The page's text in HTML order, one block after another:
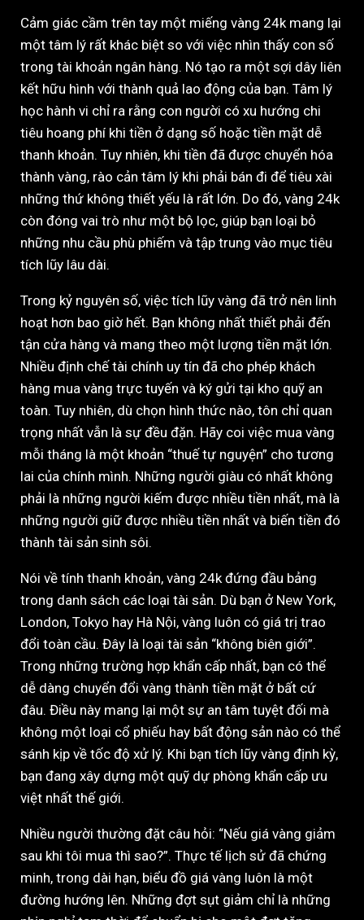
Cảm giác cầm trên tay một miếng vàng 24k mang lại
một tâm lý rất khác biệt so với việc nhìn thấy con số
trong tài khoản ngân hàng. Nó tạo ra một sợi dây liên
kết hữu hình với thành quả lao động của bạn. Tâm lý
học hành vi chỉ ra rằng con người có xu hướng chi
tiêu hoang phí khi tiền ở dạng số hoặc tiền mặt dễ
thanh khoản. Tuy nhiên, khi tiền đã được chuyển hóa
thành vàng, rào cản tâm lý khi phải bán đi để tiêu xài
những thứ không thiết yếu là rất lớn. Do đó, vàng 24k
còn đóng vai trò như một bộ lọc, giúp bạn loại bỏ
những nhu cầu phù phiếm và tập trung vào mục tiêu
tích lũy lâu dài.
Trong kỷ nguyên số, việc tích lũy vàng đã trở nên linh
hoạt hơn bao giờ hết. Bạn không nhất thiết phải đến
tận cửa hàng và mang theo một lượng tiền mặt lớn.
Nhiều định chế tài chính uy tín đã cho phép khách
hàng mua vàng trực tuyến và ký gửi tại kho quỹ an
toàn. Tuy nhiên, dù chọn hình thức nào, tôn chỉ quan
trọng nhất vẫn là sự đều đặn. Hãy coi việc mua vàng
mỗi tháng là một khoản “thuế tự nguyện” cho tương
lai của chính mình. Những người giàu có nhất không
phải là những người kiếm được nhiều tiền nhất, mà là
những người giữ được nhiều tiền nhất và biến tiền đó
thành tài sản sinh sôi.
Nói về tính thanh khoản, vàng 24k đứng đầu bảng
trong danh sách các loại tài sản. Dù bạn ở New York,
London, Tokyo hay Hà Nội, vàng luôn có giá trị trao
đổi toàn cầu. Đây là loại tài sản “không biên giới”.
Trong những trường hợp khẩn cấp nhất, bạn có thể
dễ dàng chuyển đổi vàng thành tiền mặt ở bất cứ
đâu. Điều này mang lại một sự an tâm tuyệt đối mà
không một loại cổ phiếu hay bất động sản nào có thể
sánh kịp về tốc độ xử lý. Khi bạn tích lũy vàng định kỳ,
bạn đang xây dựng một quỹ dự phòng khẩn cấp ưu
việt nhất thế giới.
Nhiều người thường đặt câu hỏi: “Nếu giá vàng giảm
sau khi tôi mua thì sao?”. Thực tế lịch sử đã chứng
minh, trong dài hạn, biểu đồ giá vàng luôn là một
đường hướng lên. Những đợt sụt giảm chỉ là những